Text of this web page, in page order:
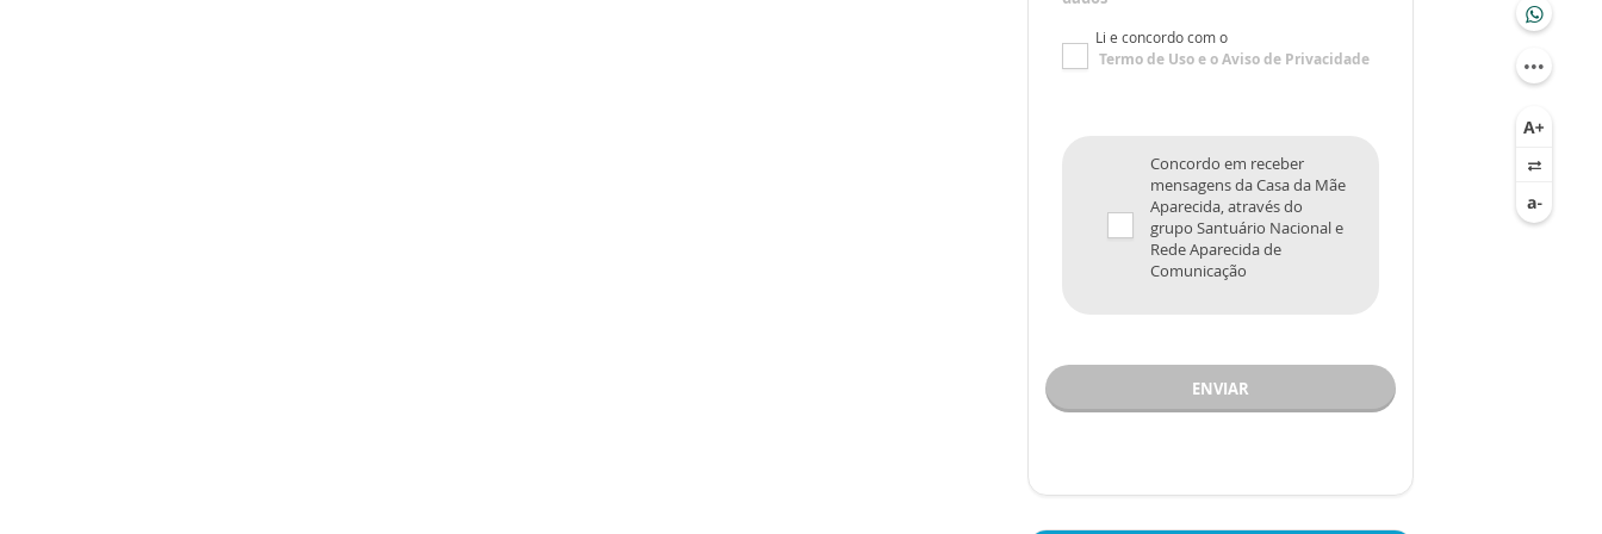
Li e concordo com o
Termo de Usoe oAviso de Privacidade
Concordo em receber
mensagens da Casa da Mãe
Aparecida, através do
grupo Santuário Nacional e
Rede Aparecida de
Comunicação
ENVIAR